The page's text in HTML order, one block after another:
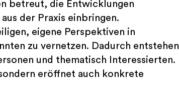
betreut, die Entwicklungen
der Praxis einbringen.
eigene Perspektiven in
zu vernetzen. Dadurch entstehen
und thematisch Interessierten.
eröffnet auch konkrete